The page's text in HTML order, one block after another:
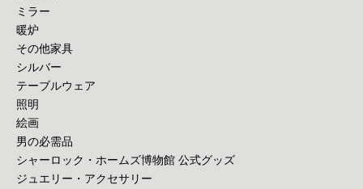
ミラー
暖炉
その他家具
シルバー
テーブルウェア
照明
絵画
男の必需品
シャーロック・ホームズ博物館 公式グッズ
ジュエリー・アクセサリー